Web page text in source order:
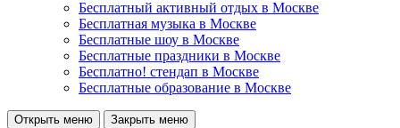
Бесплатный активный отдых в Москве
Бесплатная музыка в Москве
Бесплатные шоу в Москве
Бесплатные праздники в Москве
Бесплатно! стендап в Москве
Бесплатные образование в Москве
Открыть меню Закрыть меню